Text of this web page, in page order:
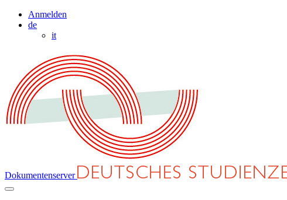
Anmelden
de
it
Dokumentenserver